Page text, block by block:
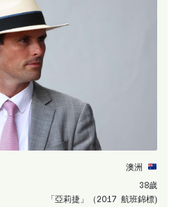
澳洲
38歲
「亞莉捷」（2017 航班錦標)